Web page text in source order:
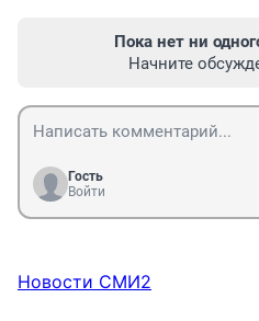
Пока нет ни
Начните
Гость
Войти
Новости СМИ2